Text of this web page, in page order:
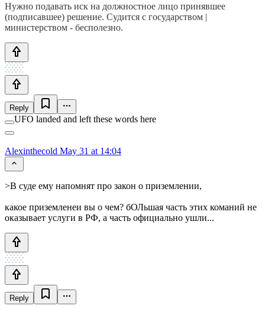
Нужно подавать иск на должностное лицо принявшее
(подписавшее) решение. Судится с государством |
министерством - бесполезно.
Reply
UFO landed and left these words here
Alexinthecold May 31 at 14:04
>В суде ему напомнят про закон о приземлении,
какое приземленеи вы о чем? бОЛьшая часть этих команий не
оказывает услуги в РФ, а часть официально ушли...
Reply